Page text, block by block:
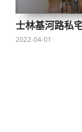
士林基河路私
2022-04-01